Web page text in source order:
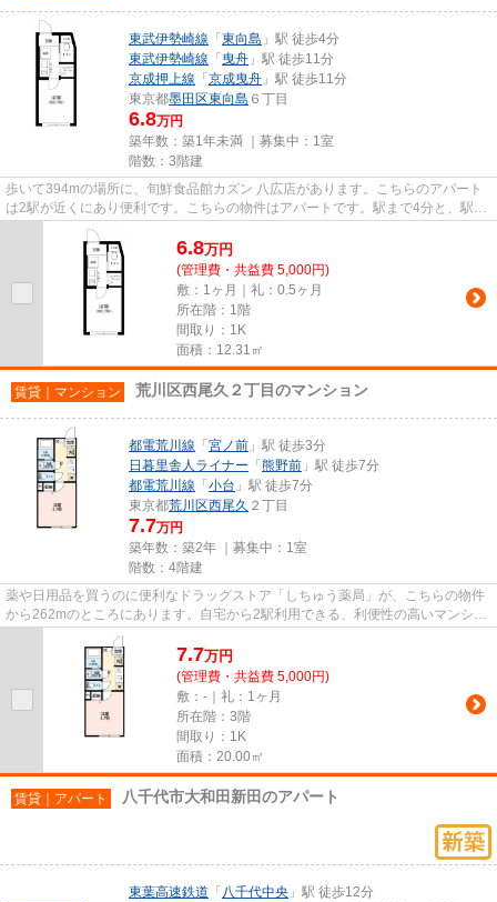
東武伊勢崎線 「 東向島 」駅 徒歩4分
東武伊勢崎線 「 曳舟 」駅 徒歩11分
京成押上線 「 京成曳舟 」駅 徒歩11分
東京都墨田区東向島 ６丁目
6.8万円
築年数：築1年未満 ｜募集中： 1室
階数：3階建
歩いて394mの場所に、旬鮮食品館カズン 八広店があります。こちらのアパート
は2駅が近くにあり便利です。こちらの物件はアパートです。駅まで4分と、駅近
でアクセスも良好な物件です。...
6.8万円
(管理費・共益費 5,000円)
敷：1ヶ月｜礼：0.5ヶ月
所在階：1階
間取り：1K
面積：12.31㎡
賃貸｜マンション 荒川区西尾久２丁目のマンション
都電荒川線 「 宮ノ前 」駅 徒歩3分
日暮里舎人ライナー 「 熊野前 」駅 徒歩7分
都電荒川線 「 小台 」駅 徒歩7分
東京都荒川区西尾久 ２丁目
7.7万円
築年数：築2年 ｜募集中： 1室
階数：4階建
薬や日用品を買うのに便利なドラッグストア「しちゅう薬局」が、こちらの物件
から262mのところにあります。自宅から2駅利用できる、利便性の高いマンショ
ンです。防犯対策もバッチリな...
7.7万円
(管理費・共益費 5,000円)
敷：-｜礼：1ヶ月
所在階：3階
間取り：1K
面積：20.00㎡
賃貸｜アパート 八千代市大和田新田のアパート
東葉高速鉄道 「 八千代中央 」駅 徒歩12分